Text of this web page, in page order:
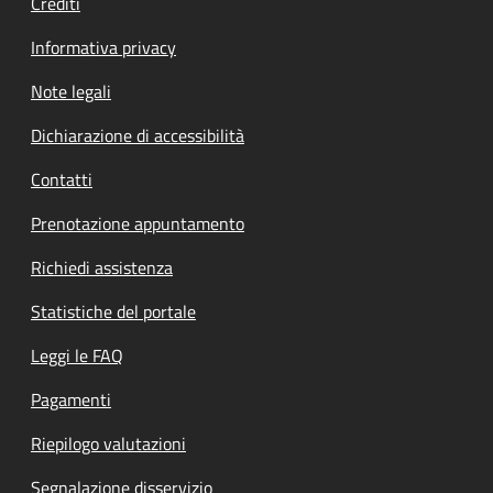
Informativa privacy
Note legali
Dichiarazione di accessibilità
Contatti
Prenotazione appuntamento
Richiedi assistenza
Statistiche del portale
Leggi le FAQ
Pagamenti
Riepilogo valutazioni
Segnalazione disservizio